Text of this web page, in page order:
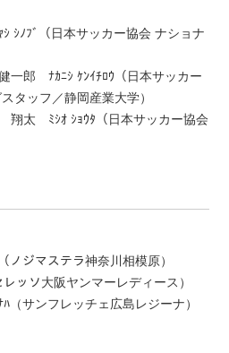
ﾉﾌﾞ（日本サッカー協会 ナショナ
一郎 ﾅｶﾆｼ ｹﾝｲﾁﾛｳ（日本サッカー
タッフ／静岡産業大学）
翔太 ﾐｼｵ ｼｮｳﾀ（日本サッカー協会
ジマステラ神奈川相模原）
ソ大阪ヤンマーレディース）
ンフレッチェ広島レジーナ）